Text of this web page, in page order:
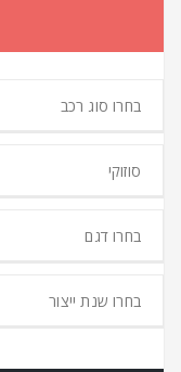
בחרו סוג רכב
סוזוקי
בחרו דגם
בחרו שנת ייצור